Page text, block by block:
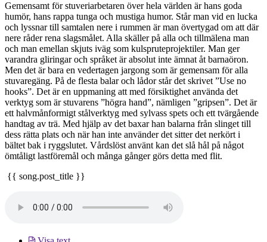
Gemensamt för stuveriarbetaren över hela världen är hans goda
humör, hans rappa tunga och mustiga humor. Står man vid en lucka
och lyssnar till samtalen nere i rummen är man övertygad om att där
nere råder rena slagsmålet. Alla skäller på alla och tillmälena man
och man emellan skjuts iväg som kulspruteprojektiler. Man ger
varandra gliringar och språket är absolut inte ämnat åt barnaöron.
Men det är bara en vedertagen jargong som är gemensam för alla
stuvaregäng. På de flesta balar och lådor står det skrivet ”Use no
hooks”. Det är en uppmaning att med försiktighet använda det
verktyg som är stuvarens ”högra hand”, nämligen ”gripsen”. Det är
ett halvmånformigt stålverktyg med sylvass spets och ett tvärgående
handtag av trä. Med hjälp av det baxar han balarna från slinget till
dess rätta plats och när han inte använder det sitter det nerkört i
bältet bak i ryggslutet. Vårdslöst använt kan det slå hål på något
ömtåligt lastföremål och många gånger görs detta med flit.
{{ song.post_title }}